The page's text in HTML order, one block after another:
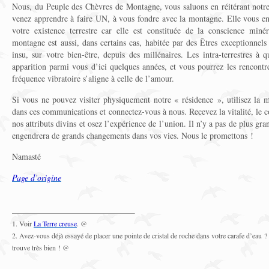
Nous, du Peuple des Chèvres de Montagne, vous saluons en réitérant
venez apprendre à faire UN, à vous fondre avec la montagne. Elle vous
votre existence terrestre car elle est constituée de la conscience
montagne est aussi, dans certains cas, habitée par des Êtres
insu, sur votre bien-être, depuis des millénaires. Les intra-terrestres à
apparition parmi vous d’ici quelques années, et vous pourrez les
fréquence vibratoire s’aligne à celle de l’amour.
Si vous ne pouvez visiter physiquement notre « résidence », utilisez la
dans ces communications et connectez-vous à nous. Recevez la vitalité, le
nos attributs divins et osez l’expérience de l’union. Il n’y a pas de plus
engendrera de grands changements dans vos vies. Nous le promettons !
Namasté
Page d’origine
1. VoirLa Terre creuse. @
2. Avez-vous déjà essayé de placer une pointe de cristal de roche dans votre carafe d’eau
trouve très bien ! @